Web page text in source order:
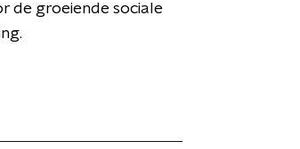
de groeiende sociale